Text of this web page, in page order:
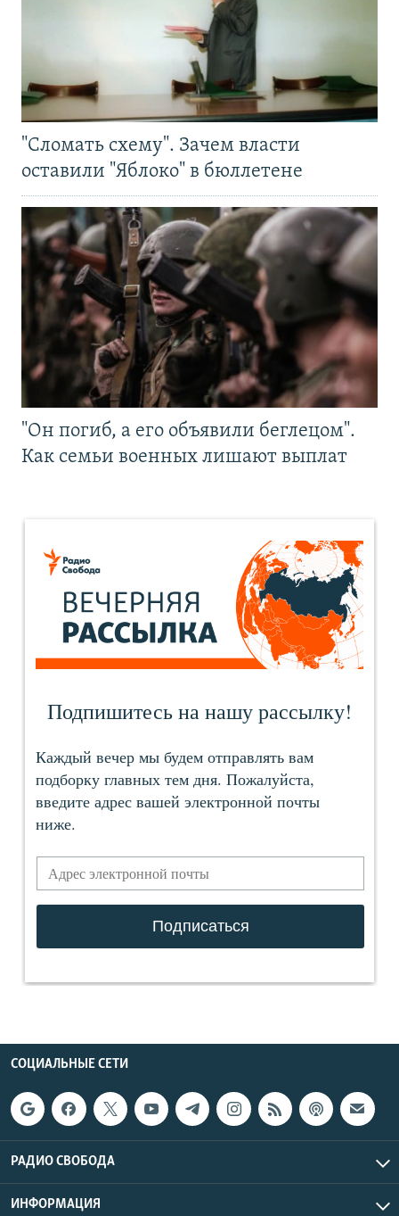
"Сломать схему". Зачем власти
оставили "Яблоко" в бюллетене
"Он погиб, а его объявили беглецом".
Как семьи военных лишают выплат
СОЦИАЛЬНЫЕ СЕТИ
РАДИО СВОБОДА
ИНФОРМАЦИЯ